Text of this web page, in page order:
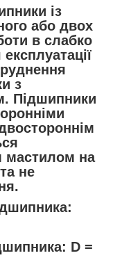
із
або двох
в слабко
з
Підшипники
мастилом на
не
D =